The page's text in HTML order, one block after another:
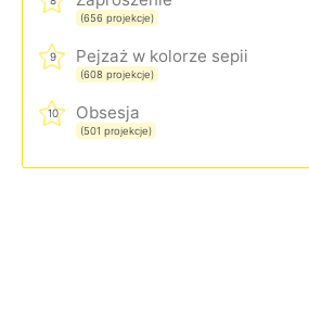
(656 projekcje)
9 Pejzaż w kolorze sepii
(608 projekcje)
10 Obsesja
(501 projekcje)